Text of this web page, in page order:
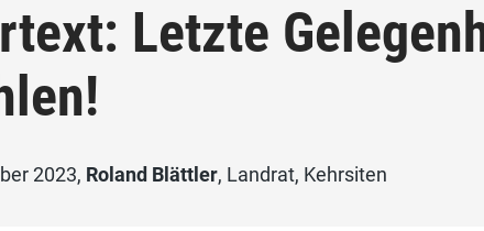
Letzte
2023, Roland Blättler, Landrat, Kehrsiten